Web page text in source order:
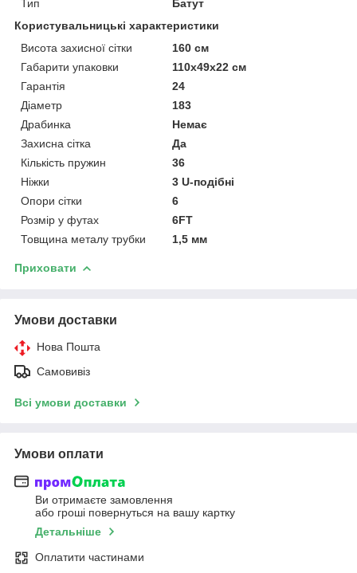
Тип
Батут
Користувальницькі характеристики
Висота захисної сітки
160 см
Габарити упаковки
110x49x22 см
Гарантія
24
Діаметр
183
Драбинка
Немає
Захисна сітка
Да
Кількість пружин
36
Ніжки
3 U-подібні
Опори сітки
6
Розмір у футах
6FT
Товщина металу трубки
1,5 мм
Приховати
Умови доставки
Нова Пошта
Самовивіз
Всі умови доставки
Умови оплати
Ви отримаєте замовлення
або гроші повернуться на вашу картку
Детальніше
Оплатити частинами